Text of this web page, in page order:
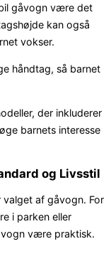
gåvogn være det
kan også
vokser.
håndtag, så barnet
der inkluderer
barnets interesse
og Livsstil
valget af gåvogn. For
i parken eller
være praktisk.